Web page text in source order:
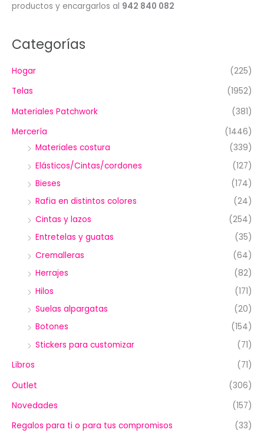
productos y encargarlos al 942 840 082
Categorías
Hogar
(225)
Telas
(1952)
Materiales Patchwork
(381)
Mercería
(1446)
Materiales costura
(339)
Elásticos/Cintas/cordones
(127)
Bieses
(174)
Rafia en distintos colores
(24)
Cintas y lazos
(254)
Entretelas y guatas
(35)
Cremalleras
(64)
Herrajes
(82)
Hilos
(171)
Suelas alpargatas
(20)
Botones
(154)
Stickers para customizar
(71)
Libros
(71)
Outlet
(306)
Novedades
(157)
Regalos para ti o para tus compromisos
(33)